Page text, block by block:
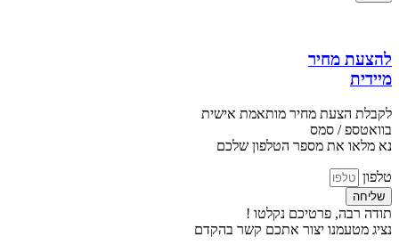
להצעת מחיר
מיידית
לקבלת הצעת מחיר מותאמת אישית
בוואטספ / סמס
נא מלאו את מספר הטלפון שלכם
טלפון
שליחה
תודה רבה, פרטיכם נקלטו !
נציג מטעמנו יצור אתכם קשר בהקדם